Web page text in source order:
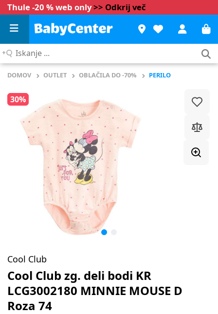
Thule -20 % web only>> Odkrij več
Iskanje
DOMOV OUTLET OBLAČILA DO -70% PERILO
30%
Cool Club
Cool Club zg. deli bodi KR
LCG3002180 MINNIE MOUSE D
Roza 74